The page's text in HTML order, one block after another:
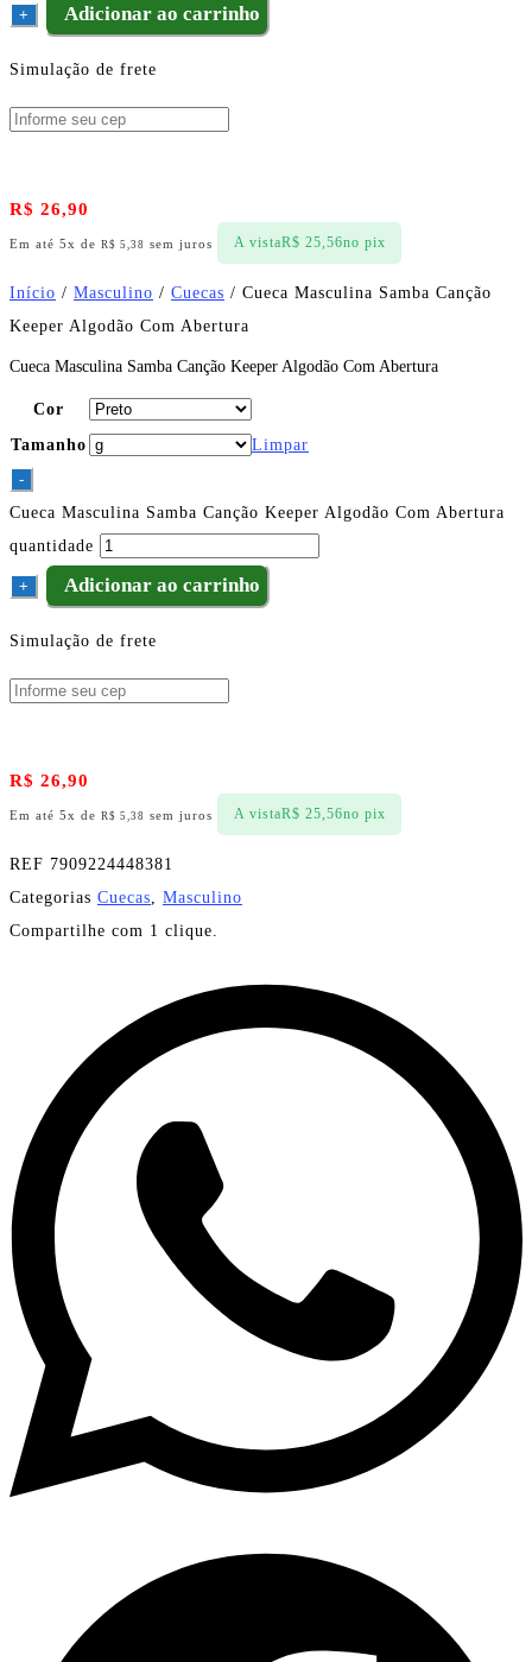
+ Adicionar ao carrinho
Simulação de frete
R$ 26,90
Em até 5x de R$ 5,38 sem juros A vistaR$ 25,56no pix
Início / Masculino / Cuecas / Cueca Masculina Samba Canção
Keeper Algodão Com Abertura
Cueca Masculina Samba Canção Keeper Algodão Com Abertura
Cor
Tamanho
Limpar
-
Cueca Masculina Samba Canção Keeper Algodão Com Abertura
quantidade
+ Adicionar ao carrinho
Simulação de frete
R$ 26,90
Em até 5x de R$ 5,38 sem juros A vistaR$ 25,56no pix
REF 7909224448381
Categorias Cuecas
Masculino
Compartilhe com 1 clique.